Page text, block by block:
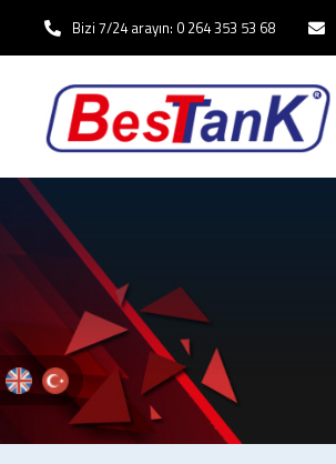
Bizi 7/24 arayın: 0 264 353 53 68